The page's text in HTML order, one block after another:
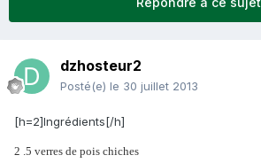
dzhosteur2
Posté(e) le 30 juillet 2013
[h=2]Ingrédients[/h]
2 .5 verres de pois chiches